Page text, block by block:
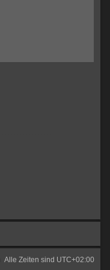
Alle Zeiten sind UTC+02:00